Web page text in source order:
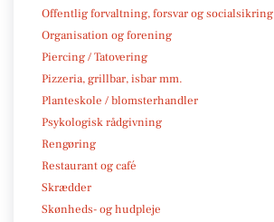
Offentlig forvaltning, forsvar og socialsikring
Organisation og forening
Piercing / Tatovering
Pizzeria, grillbar, isbar mm.
Planteskole / blomsterhandler
Psykologisk rådgivning
Rengøring
Restaurant og café
Skrædder
Skønheds- og hudpleje